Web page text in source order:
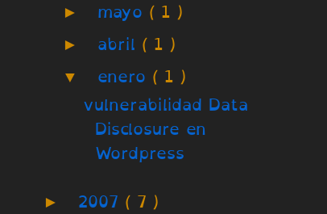
► mayo ( 1 )
► abril ( 1 )
▼ enero ( 1 )
vulnerabilidad Data
Disclosure en
Wordpress
► 2007 ( 7 )